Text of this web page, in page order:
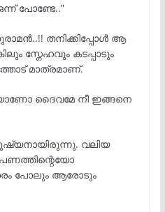
പോണ്ടേ..”
തനിക്കിപ്പോൾ ആ
സ്നേഹവും കടപ്പാടും
മാത്രമാണ്.
ദൈവമേ നീ ഇങ്ങനെ
വലിയ
പോലും ആരോടും